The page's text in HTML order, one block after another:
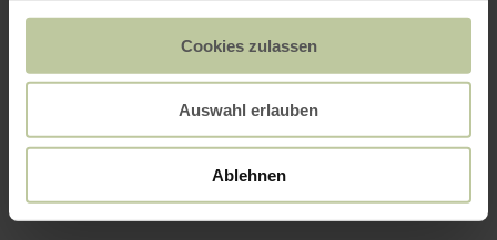
Cookies zulassen
Auswahl erlauben
Ablehnen